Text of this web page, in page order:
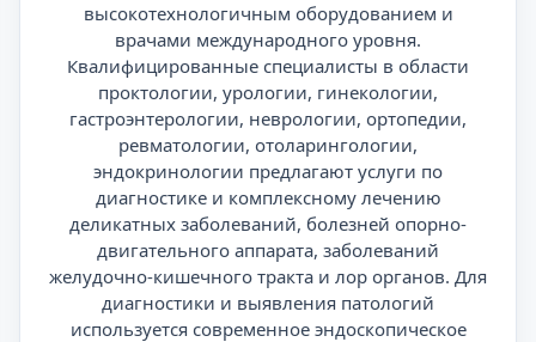
высокотехнологичным оборудованием и
врачами международного уровня.
Квалифицированные специалисты в области
проктологии, урологии, гинекологии,
гастроэнтерологии, неврологии, ортопедии,
ревматологии, отоларингологии,
эндокринологии предлагают услуги по
диагностике и комплексному лечению
деликатных заболеваний, болезней опорно-
двигательного аппарата, заболеваний
желудочно-кишечного тракта и лор органов. Для
диагностики и выявления патологий
используется современное эндоскопическое